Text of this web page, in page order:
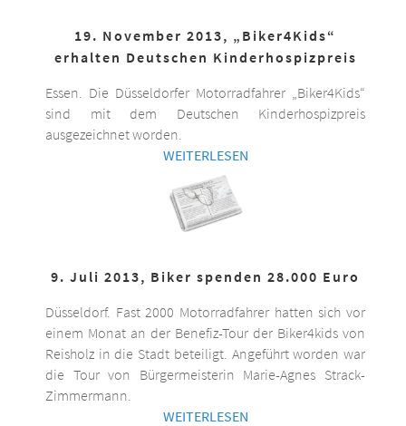
19. November 2013, „Biker4Kids“
erhalten Deutschen Kinderhospizpreis
Essen. Die Düsseldorfer Motorradfahrer „Biker4Kids“
sind mit dem Deutschen Kinderhospizpreis
ausgezeichnet worden.
WEITERLESEN
9. Juli 2013, Biker spenden 28.000 Euro
Düsseldorf. Fast 2000 Motorradfahrer hatten sich vor
einem Monat an der Benefiz-Tour der Biker4kids von
Reisholz in die Stadt beteiligt. Angeführt worden war
die Tour von Bürgermeisterin Marie-Agnes Strack-
Zimmermann.
WEITERLESEN